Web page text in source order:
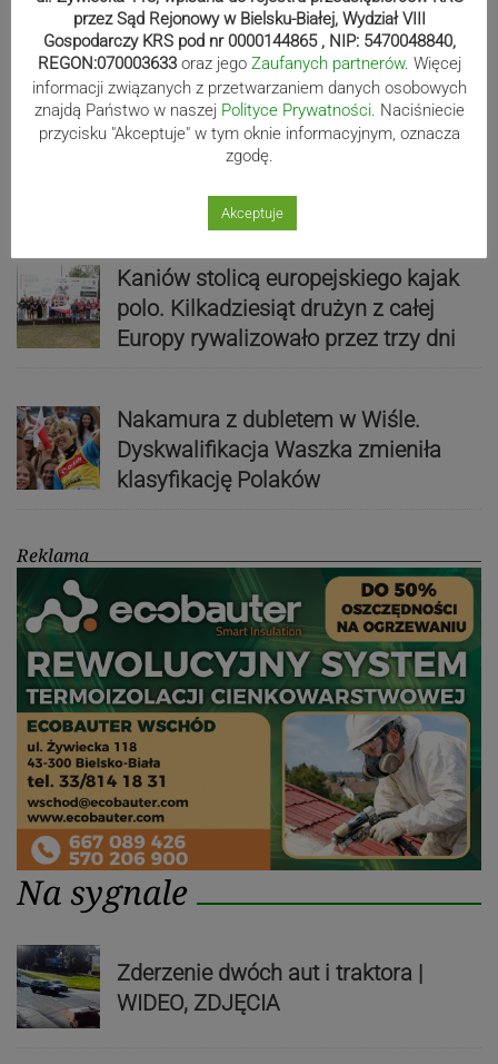
punkty. Liderzy mistrzostw
wystartują w Rajdzie Rzeszowskim
80-lecie Soły Kobiernice. Będzie się
Kaniów stolicą europejskiego kajak
polo. Kilkadziesiąt drużyn z całej
Europy rywalizowało przez trzy dni
Nakamura z dubletem w Wiśle.
Dyskwalifikacja Waszka zmieniła
klasyfikację Polaków
Reklama
Na sygnale
Zderzenie dwóch aut i traktora |
WIDEO, ZDJĘCIA
przez Sąd Rejonowy w Bielsku-Białej, Wydział VIII
Gospodarczy KRS pod nr 0000144865 , NIP: 5470048840,
REGON:070003633 oraz jego Zaufanych partnerów. Więcej
informacji związanych z przetwarzaniem danych osobowych
znajdą Państwo w naszej Polityce Prywatności. Naciśniecie
przycisku "Akceptuje" w tym oknie informacyjnym, oznacza
zgodę.
Akceptuje